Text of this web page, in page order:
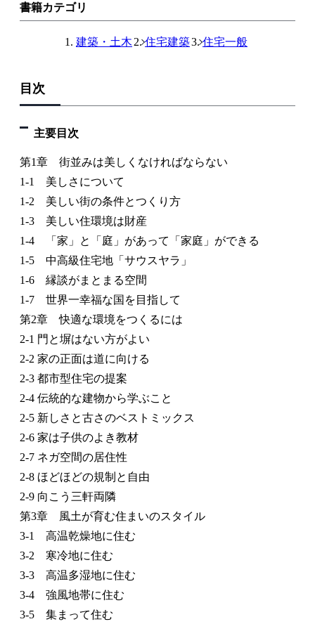
書籍カテゴリ
建築・土木 住宅建築 住宅一般
目次
主要目次
第1章 街並みは美しくなければならない
1-1 美しさについて
1-2 美しい街の条件とつくり方
1-3 美しい住環境は財産
1-4 「家」と「庭」があって「家庭」ができる
1-5 中高級住宅地「サウスヤラ」
1-6 縁談がまとまる空間
1-7 世界一幸福な国を目指して
第2章 快適な環境をつくるには
2-1 門と塀はない方がよい
2-2 家の正面は道に向ける
2-3 都市型住宅の提案
2-4 伝統的な建物から学ぶこと
2-5 新しさと古さのベストミックス
2-6 家は子供のよき教材
2-7 ネガ空間の居住性
2-8 ほどほどの規制と自由
2-9 向こう三軒両隣
第3章 風土が育む住まいのスタイル
3-1 高温乾燥地に住む
3-2 寒冷地に住む
3-3 高温多湿地に住む
3-4 強風地帯に住む
3-5 集まって住む